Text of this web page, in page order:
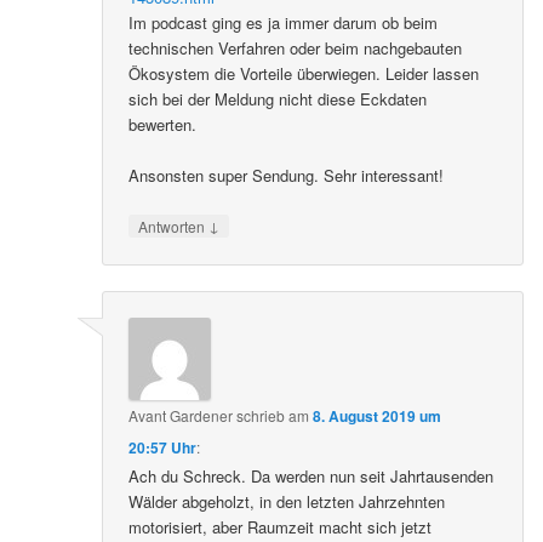
Im podcast ging es ja immer darum ob beim
technischen Verfahren oder beim nachgebauten
Ökosystem die Vorteile überwiegen. Leider lassen
sich bei der Meldung nicht diese Eckdaten
bewerten.
Ansonsten super Sendung. Sehr interessant!
Antworten ↓
Avant Gardenerschriebam8. August 2019 um
20:57 Uhr:
Ach du Schreck. Da werden nun seit Jahrtausenden
Wälder abgeholzt, in den letzten Jahrzehnten
motorisiert, aber Raumzeit macht sich jetzt